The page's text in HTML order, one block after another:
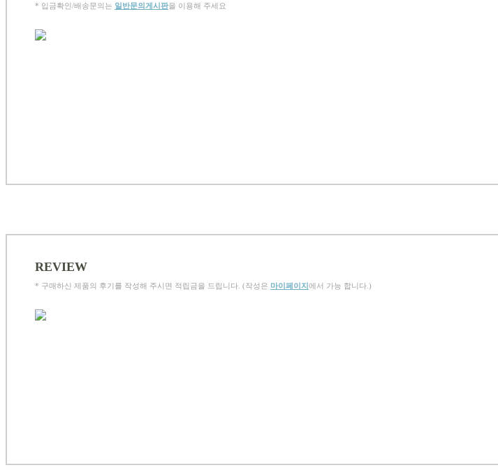
* 입금확인/배송문의는 일반문의게시판을 이용해 주세요
REVIEW
* 구매하신 제품의 후기를 작성해 주시면 적립금을 드립니다. (작성은 마이페이지에서 가능 합니다.)